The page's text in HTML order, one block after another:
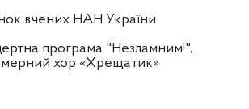
вчених НАН України
програма "Незламним!",
хор «Хрещатик»